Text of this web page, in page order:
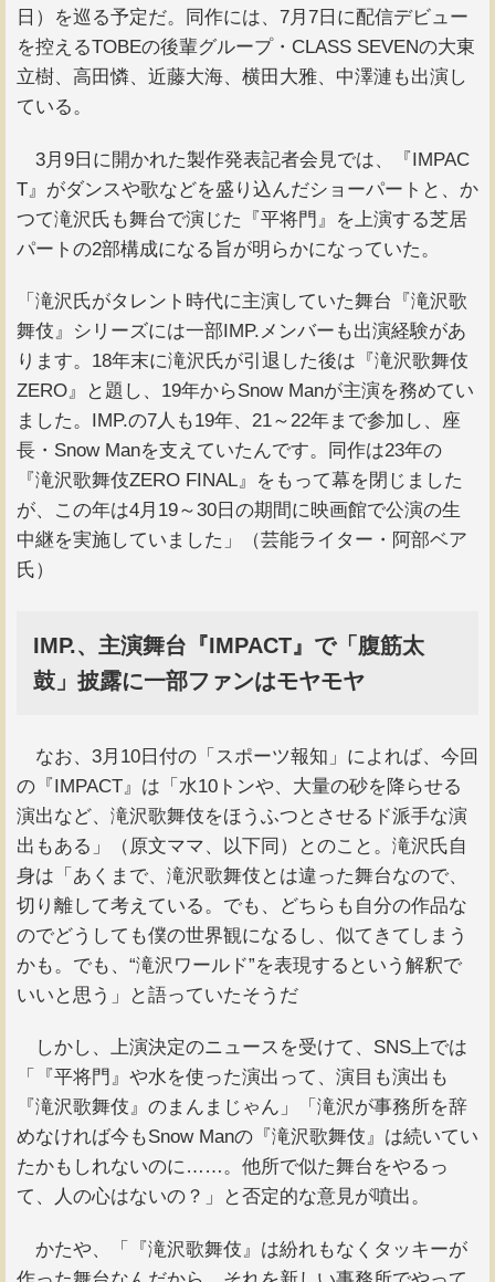
日）を巡る予定だ。同作には、7月7日に配信デビュー
を控えるTOBEの後輩グループ・CLASS SEVENの大東
立樹、高田憐、近藤大海、横田大雅、中澤漣も出演し
ている。
3月9日に開かれた製作発表記者会見では、『IMPAC
T』がダンスや歌などを盛り込んだショーパートと、か
つて滝沢氏も舞台で演じた『平将門』を上演する芝居
パートの2部構成になる旨が明らかになっていた。
「滝沢氏がタレント時代に主演していた舞台『滝沢歌
舞伎』シリーズには一部IMP.メンバーも出演経験があ
ります。18年末に滝沢氏が引退した後は『滝沢歌舞伎
ZERO』と題し、19年からSnow Manが主演を務めてい
ました。IMP.の7人も19年、21～22年まで参加し、座
長・Snow Manを支えていたんです。同作は23年の
『滝沢歌舞伎ZERO FINAL』をもって幕を閉じました
が、この年は4月19～30日の期間に映画館で公演の生
中継を実施していました」（芸能ライター・阿部ベア
氏）
IMP.、主演舞台『IMPACT』で「腹筋太
鼓」披露に一部ファンはモヤモヤ
なお、3月10日付の「スポーツ報知」によれば、今回
の『IMPACT』は「水10トンや、大量の砂を降らせる
演出など、滝沢歌舞伎をほうふつとさせるド派手な演
出もある」（原文ママ、以下同）とのこと。滝沢氏自
身は「あくまで、滝沢歌舞伎とは違った舞台なので、
切り離して考えている。でも、どちらも自分の作品な
のでどうしても僕の世界観になるし、似てきてしまう
かも。でも、“滝沢ワールド”を表現するという解釈で
いいと思う」と語っていたそうだ
しかし、上演決定のニュースを受けて、SNS上では
「『平将門』や水を使った演出って、演目も演出も
『滝沢歌舞伎』のまんまじゃん」「滝沢が事務所を辞
めなければ今もSnow Manの『滝沢歌舞伎』は続いてい
たかもしれないのに……。他所で似た舞台をやるっ
て、人の心はないの？」と否定的な意見が噴出。
かたや、「『滝沢歌舞伎』は紛れもなくタッキーが